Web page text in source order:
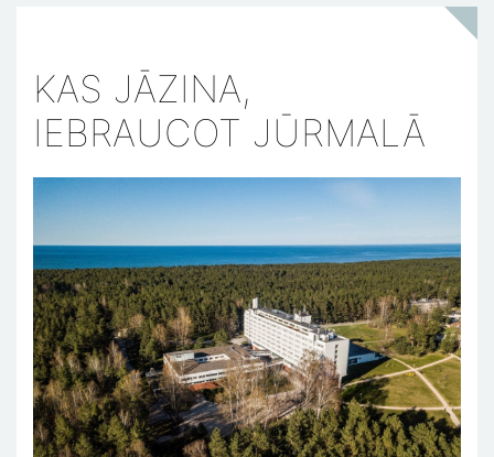
KAS JĀZINA,
IEBRAUCOT JŪRMALĀ